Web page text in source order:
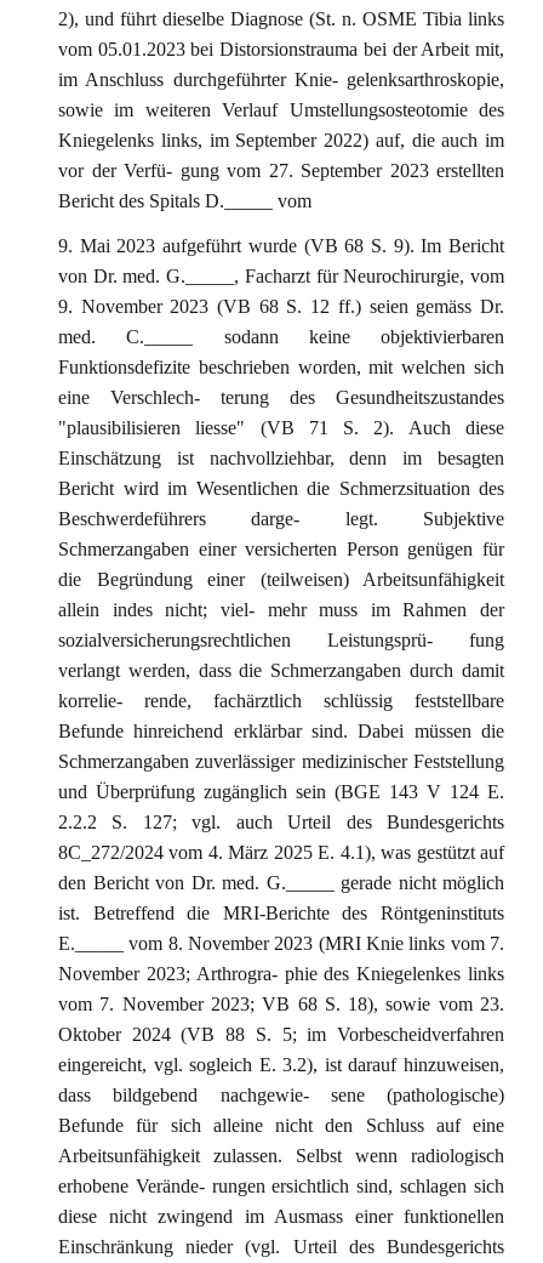
2), und führt dieselbe Diagnose (St. n. OSME Tibia links
vom 05.01.2023 bei Distorsionstrauma bei der Arbeit mit,
im Anschluss durchgeführter Knie- gelenksarthroskopie,
sowie im weiteren Verlauf Umstellungsosteotomie des
Kniegelenks links, im September 2022) auf, die auch im
vor der Verfü- gung vom 27. September 2023 erstellten
Bericht des Spitals D._____ vom
9. Mai 2023 aufgeführt wurde (VB 68 S. 9). Im Bericht
von Dr. med. G._____, Facharzt für Neurochirurgie, vom
9. November 2023 (VB 68 S. 12 ff.) seien gemäss Dr.
med. C._____ sodann keine objektivierbaren
Funktionsdefizite beschrieben worden, mit welchen sich
eine Verschlech- terung des Gesundheitszustandes
"plausibilisieren liesse" (VB 71 S. 2). Auch diese
Einschätzung ist nachvollziehbar, denn im besagten
Bericht wird im Wesentlichen die Schmerzsituation des
Beschwerdeführers darge- legt. Subjektive
Schmerzangaben einer versicherten Person genügen für
die Begründung einer (teilweisen) Arbeitsunfähigkeit
allein indes nicht; viel- mehr muss im Rahmen der
sozialversicherungsrechtlichen Leistungsprü- fung
verlangt werden, dass die Schmerzangaben durch damit
korrelie- rende, fachärztlich schlüssig feststellbare
Befunde hinreichend erklärbar sind. Dabei müssen die
Schmerzangaben zuverlässiger medizinischer Feststellung
und Überprüfung zugänglich sein (BGE 143 V 124 E.
2.2.2 S. 127; vgl. auch Urteil des Bundesgerichts
8C_272/2024 vom 4. März 2025 E. 4.1), was gestützt auf
den Bericht von Dr. med. G._____ gerade nicht möglich
ist. Betreffend die MRI-Berichte des Röntgeninstituts
E._____ vom 8. November 2023 (MRI Knie links vom 7.
November 2023; Arthrogra- phie des Kniegelenkes links
vom 7. November 2023; VB 68 S. 18), sowie vom 23.
Oktober 2024 (VB 88 S. 5; im Vorbescheidverfahren
eingereicht, vgl. sogleich E. 3.2), ist darauf hinzuweisen,
dass bildgebend nachgewie- sene (pathologische)
Befunde für sich alleine nicht den Schluss auf eine
Arbeitsunfähigkeit zulassen. Selbst wenn radiologisch
erhobene Verände- rungen ersichtlich sind, schlagen sich
diese nicht zwingend im Ausmass einer funktionellen
Einschränkung nieder (vgl. Urteil des Bundesgerichts